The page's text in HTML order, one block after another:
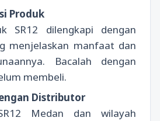
Produk
SR12 dilengkapi dengan
menjelaskan manfaat dan
Bacalah dengan
membeli.
Distributor
Medan dan wilayah